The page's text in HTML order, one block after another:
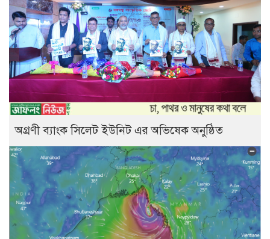
অগ্রণী ব্যাংক সিলেট ইউনিট এর অভিষেক অনুষ্ঠিত